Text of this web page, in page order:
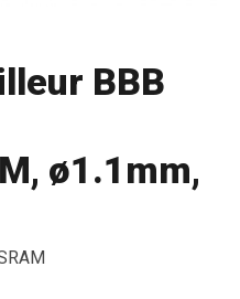
BBB
ø1.1mm,